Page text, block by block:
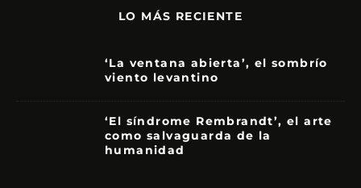
LO MÁS RECIENTE
‘La ventana abierta’, el sombrío
viento levantino
‘El síndrome Rembrandt’, el arte
como salvaguarda de la
humanidad